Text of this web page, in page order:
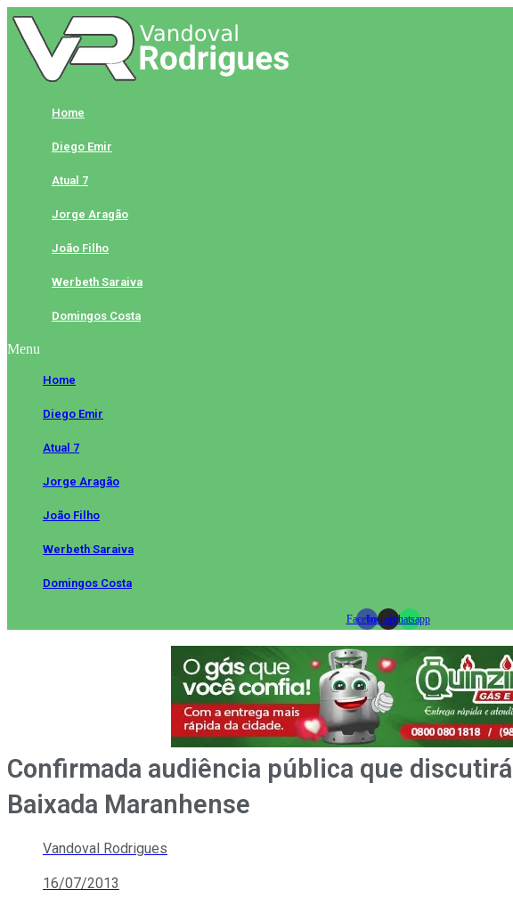
Skip
to
content
Home
Diego Emir
Atual 7
Jorge Aragão
João Filho
Werbeth Saraiva
Domingos Costa
Menu
Home
Diego Emir
Atual 7
Jorge Aragão
João Filho
Werbeth Saraiva
Domingos Costa
FacebookInstagramWhatsapp
Confirmada audiência pública que
Baixada Maranhense
Vandoval Rodrigues
16/07/2013